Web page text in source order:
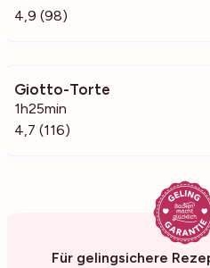
4,9 (98)
Giotto-Torte
1h25min
4,7 (116)
Für gelingsichere